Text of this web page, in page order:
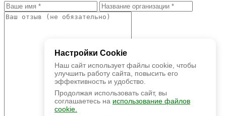
Настройки Cookie
Наш сайт использует файлы cookie, чтобы
улучшить работу сайта, повысить его
эффективность и удобство.
Продолжая использовать сайт, вы
соглашаетесь на использование файлов
cookie.